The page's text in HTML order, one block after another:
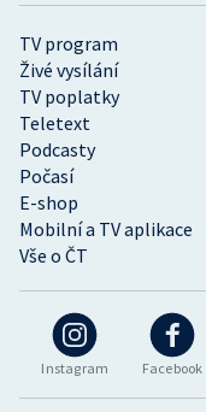
Instagram Facebook
TV program
Živé vysílání
TV poplatky
Teletext
Podcasty
Počasí
E-shop
Mobilní a TV aplikace
Vše o ČT